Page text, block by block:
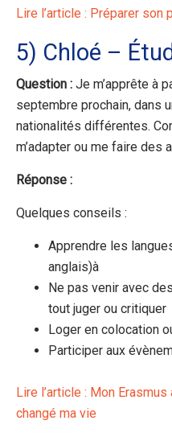
Lire l’article : Préparer
5) Chloé –
Question : Je m’apprête à
septembre prochain, dans
nationalités différentes.
m’adapter ou me faire des
Réponse :
Quelques conseils :
Apprendre les
anglais)à
Ne pas venir avec
tout juger ou critiquer
Loger en colocation
Participer aux
Lire l’article : Mon
changé ma vie